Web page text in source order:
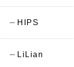
HIPS
LiLian